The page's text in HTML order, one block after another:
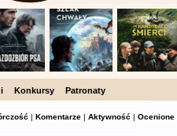
Konkursy Patronaty
| Komentarze | Aktywność | Ocenione